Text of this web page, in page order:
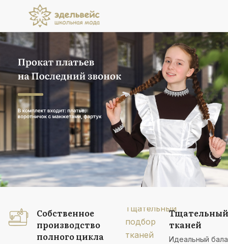
Прокат платьев
на Последний звонок
В комплект входит: платье, воротничок
с манжетами, фартук
Подробнее
Собственное
производство
полного цикла
тканей
Идеальный